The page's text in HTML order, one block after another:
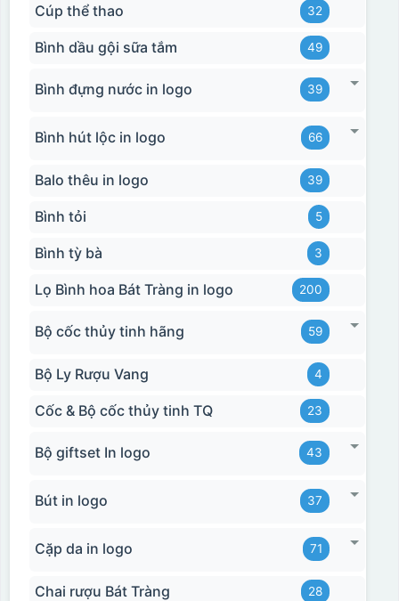
Cúp thể thao 32
Bình dầu gội sữa tắm 49
Bình đựng nước in logo 39
Bình hút lộc in logo 66
Balo thêu in logo 39
Bình tỏi 5
Bình tỳ bà 3
Lọ Bình hoa Bát Tràng in logo 200
Bộ cốc thủy tinh hãng 59
Bộ Ly Rượu Vang 4
Cốc & Bộ cốc thủy tinh TQ 23
Bộ giftset In logo 43
Bút in logo 37
Cặp da in logo 71
Chai rượu Bát Tràng 28